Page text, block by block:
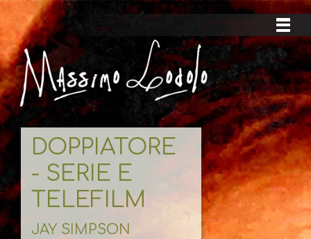
DOPPIATORE
- SERIE E
TELEFILM
JAY SIMPSON